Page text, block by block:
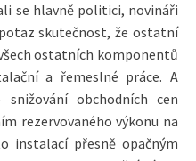
se hlavně politici, novináři
skutečnost, že ostatní
ostatních komponentů
a řemeslné práce. A
obchodních cen
rezervovaného výkonu na
instalací přesně opačným